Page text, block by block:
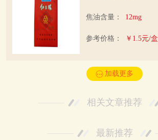
焦油含量： 12mg
参考价格： ￥1.5元/盒
加载更多
相关文章推荐
最新推荐